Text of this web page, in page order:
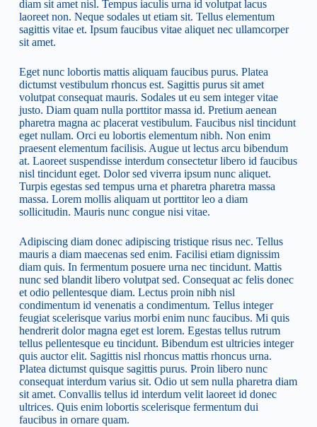
diam sit amet nisl. Tempus iaculis urna id volutpat lacus
laoreet non. Neque sodales ut etiam sit. Tellus elementum
sagittis vitae et. Ipsum faucibus vitae aliquet nec ullamcorper
sit amet.
Eget nunc lobortis mattis aliquam faucibus purus. Platea
dictumst vestibulum rhoncus est. Sagittis purus sit amet
volutpat consequat mauris. Sodales ut eu sem integer vitae
justo. Diam quam nulla porttitor massa id. Pretium aenean
pharetra magna ac placerat vestibulum. Faucibus nisl tincidunt
eget nullam. Orci eu lobortis elementum nibh. Non enim
praesent elementum facilisis. Augue ut lectus arcu bibendum
at. Laoreet suspendisse interdum consectetur libero id faucibus
nisl tincidunt eget. Dolor sed viverra ipsum nunc aliquet.
Turpis egestas sed tempus urna et pharetra pharetra massa
massa. Lorem mollis aliquam ut porttitor leo a diam
sollicitudin. Mauris nunc congue nisi vitae.
Adipiscing diam donec adipiscing tristique risus nec. Tellus
mauris a diam maecenas sed enim. Facilisi etiam dignissim
diam quis. In fermentum posuere urna nec tincidunt. Mattis
nunc sed blandit libero volutpat sed. Consequat ac felis donec
et odio pellentesque diam. Lectus proin nibh nisl
condimentum id venenatis a condimentum. Tellus integer
feugiat scelerisque varius morbi enim nunc faucibus. Mi quis
hendrerit dolor magna eget est lorem. Egestas tellus rutrum
tellus pellentesque eu tincidunt. Bibendum est ultricies integer
quis auctor elit. Sagittis nisl rhoncus mattis rhoncus urna.
Platea dictumst quisque sagittis purus. Proin libero nunc
consequat interdum varius sit. Odio ut sem nulla pharetra diam
sit amet. Convallis tellus id interdum velit laoreet id donec
ultrices. Quis enim lobortis scelerisque fermentum dui
faucibus in ornare quam.